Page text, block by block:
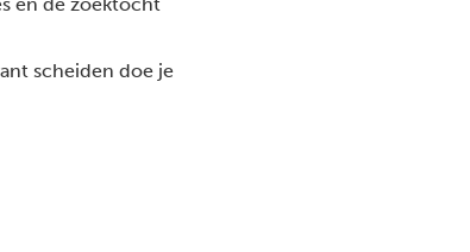
scheiden doe je